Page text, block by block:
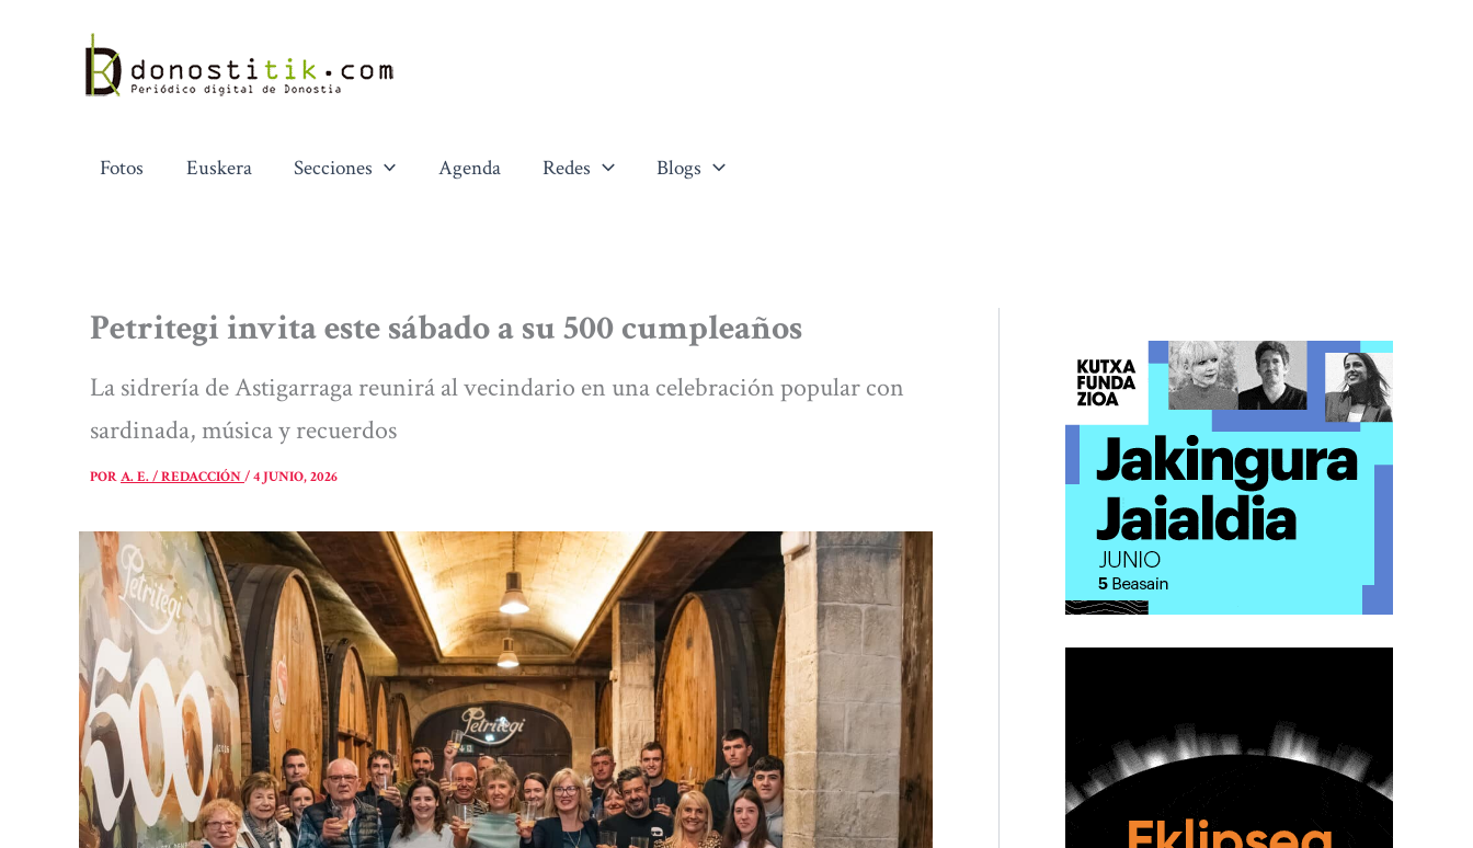
contenido
Fotos Euskera Secciones Agenda Redes Blogs
Petritegi invita este sábado a su 500 cumpleaños
La sidrería de Astigarraga reunirá al vecindario en una celebración popular con
sardinada, música y recuerdos
PORA. E. / REDACCIÓN/4 JUNIO, 2026